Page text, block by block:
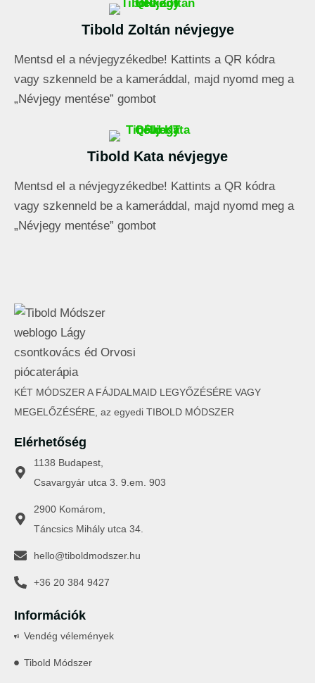
Tibold Zoltán névjegye
Mentsd el a névjegyzékedbe! Kattints a QR kódra
vagy szkenneld be a kameráddal, majd nyomd meg a
„Névjegy mentése” gombot
Tibold Kata névjegye
Mentsd el a névjegyzékedbe! Kattints a QR kódra
vagy szkenneld be a kameráddal, majd nyomd meg a
„Névjegy mentése” gombot
KÉT MÓDSZER A FÁJDALMAID LEGYŐZÉSÉRE VAGY
MEGELŐZÉSÉRE, az egyedi TIBOLD MÓDSZER
Elérhetőség
1138 Budapest,
Csavargyár utca 3. 9.em. 903
2900 Komárom,
Táncsics Mihály utca 34.
hello@tiboldmodszer.hu
+36 20 384 9427
Információk
Vendég vélemények
Tibold Módszer